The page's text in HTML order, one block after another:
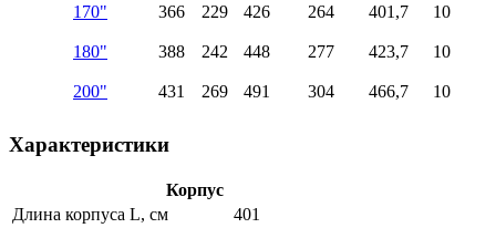
170" 366 229 426 264 401,7 10
180" 388 242 448 277 423,7 10
200" 431 269 491 304 466,7 10
Характеристики
Корпус
Длина корпуса L, см
401